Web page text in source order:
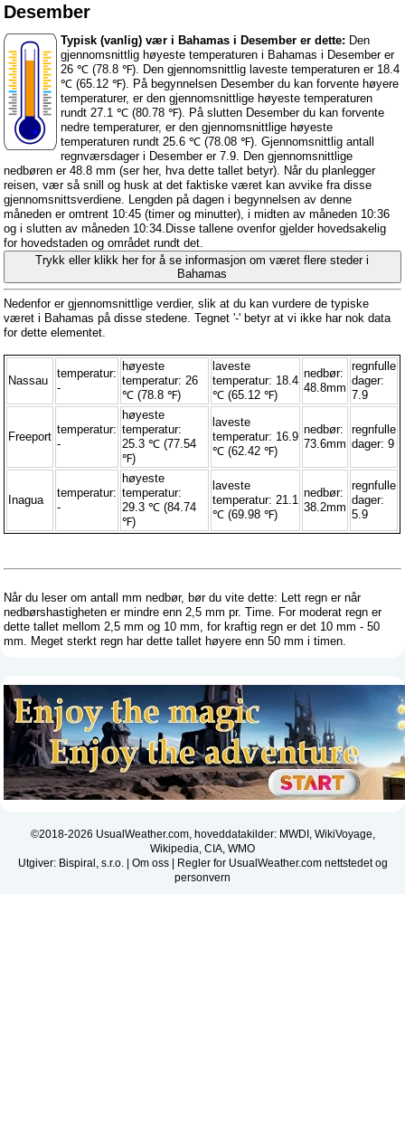
Desember
Typisk (vanlig) vær i Bahamas i Desember er dette: Den
gjennomsnittlig høyeste temperaturen i Bahamas i Desember er
26 ℃ (78.8 ℉). Den gjennomsnittlig laveste temperaturen er 18.4
℃ (65.12 ℉). På begynnelsen Desember du kan forvente høyere
temperaturer, er den gjennomsnittlige høyeste temperaturen
rundt 27.1 ℃ (80.78 ℉). På slutten Desember du kan forvente
nedre temperaturer, er den gjennomsnittlige høyeste
temperaturen rundt 25.6 ℃ (78.08 ℉). Gjennomsnittlig antall
regnværsdager i Desember er 7.9. Den gjennomsnittlige
nedbøren er 48.8 mm (ser her, hva dette tallet betyr). Når du planlegger
reisen, vær så snill og husk at det faktiske været kan avvike fra disse
gjennomsnittsverdiene. Lengden på dagen i begynnelsen av denne
måneden er omtrent 10:45 (timer og minutter), i midten av måneden 10:36
og i slutten av måneden 10:34.Disse tallene ovenfor gjelder hovedsakelig
for hovedstaden og området rundt det.
Trykk eller klikk her for å se informasjon om været flere steder i
Bahamas
Nedenfor er gjennomsnittlige verdier, slik at du kan vurdere de typiske
været i Bahamas på disse stedene. Tegnet '-' betyr at vi ikke har nok data
for dette elementet.
Nassau
temperatur:
-
høyeste
temperatur: 26
℃ (78.8 ℉)
laveste
temperatur: 18.4
℃ (65.12 ℉)
nedbør:
48.8mm
regnfulle
dager:
7.9
Freeport
temperatur:
-
høyeste
temperatur:
25.3 ℃ (77.54
℉)
laveste
temperatur: 16.9
℃ (62.42 ℉)
nedbør:
73.6mm
regnfulle
dager: 9
Inagua
temperatur:
-
høyeste
temperatur:
29.3 ℃ (84.74
℉)
laveste
temperatur: 21.1
℃ (69.98 ℉)
nedbør:
38.2mm
regnfulle
dager:
5.9
Når du leser om antall mm nedbør, bør du vite dette: Lett regn er når
nedbørshastigheten er mindre enn 2,5 mm pr. Time. For moderat regn er
dette tallet mellom 2,5 mm og 10 mm, for kraftig regn er det 10 mm - 50
mm. Meget sterkt regn har dette tallet høyere enn 50 mm i timen.
©2018-2026 UsualWeather.com, hoveddatakilder: MWDI, WikiVoyage,
Wikipedia, CIA, WMO
Utgiver: Bispiral, s.r.o. | Om oss| Regler for UsualWeather.com nettstedet og
personvern